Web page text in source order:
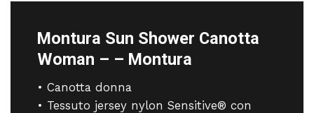
Montura Sun Shower Canotta
Woman – – Montura
• Canotta donna
• Tessuto jersey nylon Sensitive® con